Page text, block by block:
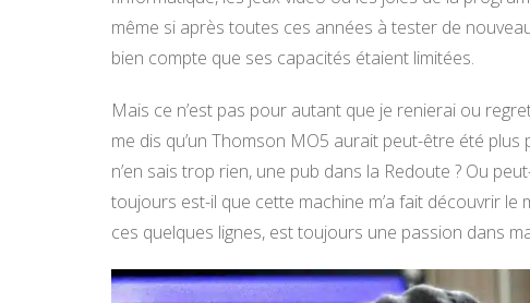
même si après toutes ces années à tester de
bien compte que ses capacités étaient limitées.
Mais ce n’est pas pour autant que je renierai ou
me dis qu’un Thomson MO5 aurait peut-être été
n’en sais trop rien, une pub dans la Redoute ? Ou
toujours est-il que cette machine m’a fait découvrir le
ces quelques lignes, est toujours une passion dans